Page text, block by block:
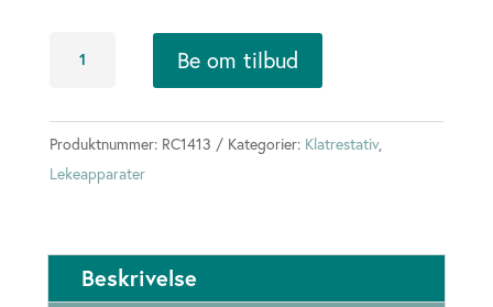
antall
Be om tilbud
Produktnummer: RC1413 Kategorier: Klatrestativ,
Lekeapparater
Beskrivelse